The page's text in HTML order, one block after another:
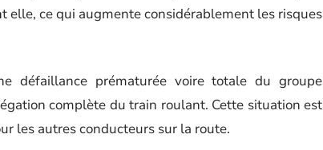
elle, ce qui augmente considérablement les risques
défaillance prématurée voire totale du groupe
complète du train roulant. Cette situation est
les autres conducteurs sur la route.